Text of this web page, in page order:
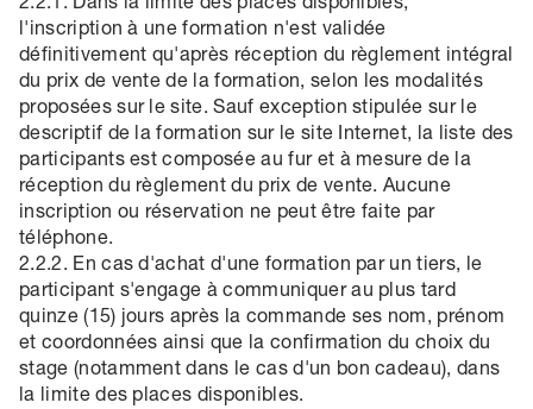
2.2.1. Dans la limite des places disponibles,
l'inscription à une formation n'est validée
définitivement qu'après réception du règlement intégral
du prix de vente de la formation, selon les modalités
proposées sur le site. Sauf exception stipulée sur le
descriptif de la formation sur le site Internet, la liste des
participants est composée au fur et à mesure de la
réception du règlement du prix de vente. Aucune
inscription ou réservation ne peut être faite par
téléphone.
2.2.2. En cas d'achat d'une formation par un tiers, le
participant s'engage à communiquer au plus tard
quinze (15) jours après la commande ses nom, prénom
et coordonnées ainsi que la confirmation du choix du
stage (notamment dans le cas d'un bon cadeau), dans
la limite des places disponibles.